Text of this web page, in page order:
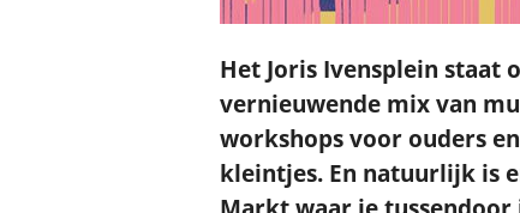
Het Joris Ivensplein staat
vernieuwende mix van
workshops voor ouders
kleintjes. En natuurlijk is